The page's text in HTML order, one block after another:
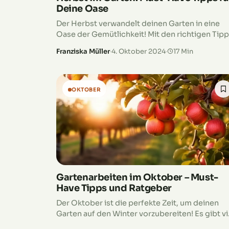
Deine Oase
Der Herbst verwandelt deinen Garten in eine
Oase der Gemütlichkeit! Mit den richtigen
auch noch wunderschön. Wir zeigen dir, wie du
zurückschneidest und deine Pflanzen optimal
den Winter vorbereitest. So bleibt deine grüne
Oase auch in den kühleren Monaten gepflegt
bereit für das nächste Frühjahr. Bereit, den
Herbst in deinem Garten so richtig zu
Dann schnapp dir deine Gartenschere und los
geht’s!
Franziska Müller·4. Oktober 2024· 17 Min
OKTOBER
Gartenarbeiten im Oktober – Must-
Have Tipps und Ratgeber
Der Oktober ist die perfekte Zeit, um deinen
Garten auf den Winter vorzubereiten! Es gibt